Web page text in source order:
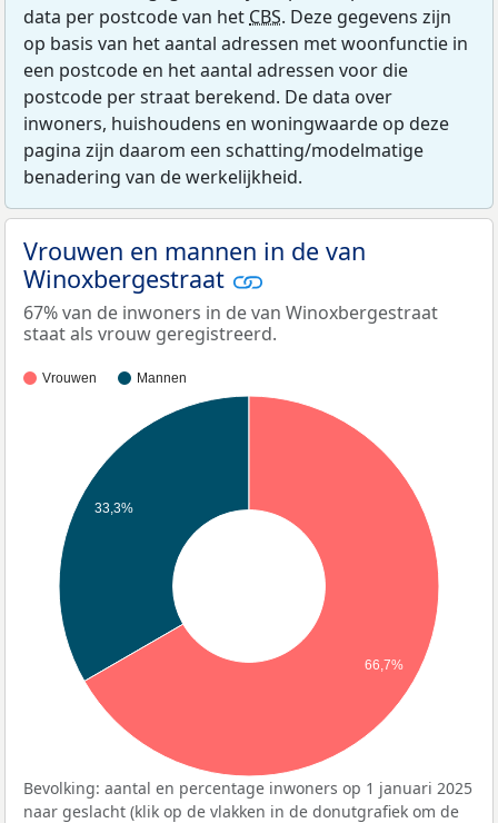
data per postcode van het CBS. Deze gegevens zijn
op basis van het aantal adressen met woonfunctie in
een postcode en het aantal adressen voor die
postcode per straat berekend. De data over
inwoners, huishoudens en woningwaarde op deze
pagina zijn daarom een schatting/modelmatige
benadering van de werkelijkheid.
Vrouwen en mannen in de van
Winoxbergestraat
67% van de inwoners in de van Winoxbergestraat
staat als vrouw geregistreerd.
Vrouwen Mannen
33,3%
66,7%
Bevolking: aantal en percentage inwoners op 1 januari 2025
naar geslacht (klik op de vlakken in de donutgrafiek om de